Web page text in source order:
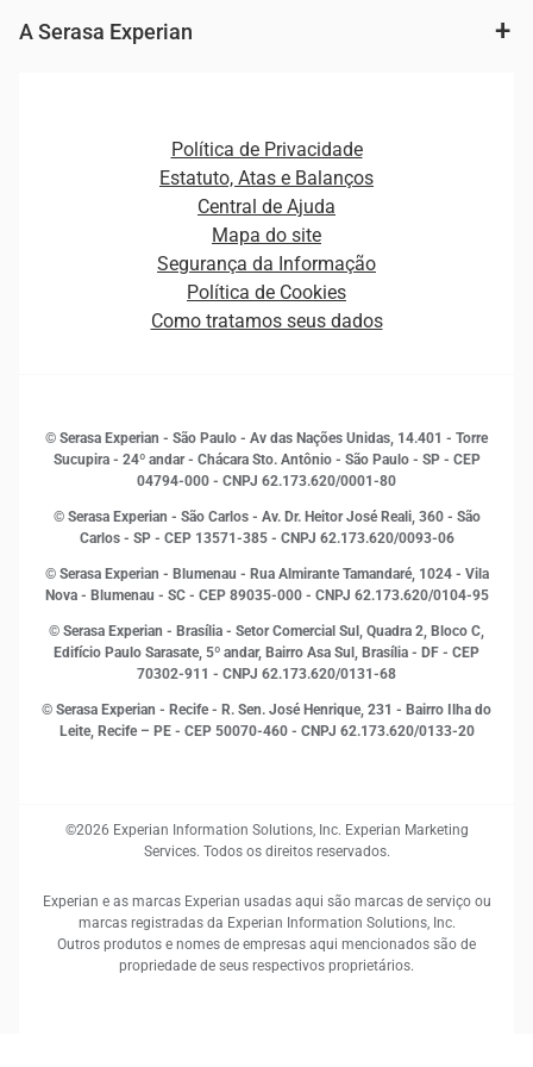
Cobrança e Recuperação de Dívidas
Plataformas e Motores de decisão
Fintechs
Ver todo o conteúdo
Curso Gratuito de Saúde Financeira
Empreendedorismo
Estudos e Pesquisas
Inovação e Tecnologia
Leis e impostos
Marketing
Open Finance
Proteção de Dados
Sustentabilidade Corporativa
A Serasa Experian
Distribuidores e representantes
Estrutura Organizacional
Sala de Imprensa
Política de Privacidade
Estatuto, Atas e Balanços
Central de Ajuda
Mapa do site
Segurança da Informação
Política de Cookies
Como tratamos seus dados
© Serasa Experian - São Paulo - Av das Nações Unidas, 14.401 - Torre
Sucupira - 24º andar - Chácara Sto. Antônio - São Paulo - SP - CEP
04794-000 - CNPJ 62.173.620/0001-80
© Serasa Experian - São Carlos - Av. Dr. Heitor José Reali, 360 - São
Carlos - SP - CEP 13571-385 - CNPJ 62.173.620/0093-06
© Serasa Experian - Blumenau - Rua Almirante Tamandaré, 1024 - Vila
Nova - Blumenau - SC - CEP 89035-000 - CNPJ 62.173.620/0104-95
© Serasa Experian - Brasília - Setor Comercial Sul, Quadra 2, Bloco C,
Edifício Paulo Sarasate, 5º andar, Bairro Asa Sul, Brasília - DF - CEP
70302-911 - CNPJ 62.173.620/0131-68
© Serasa Experian - Recife - R. Sen. José Henrique, 231 - Bairro Ilha do
Leite, Recife – PE - CEP 50070-460 - CNPJ 62.173.620/0133-20
©2026 Experian Information Solutions, Inc. Experian Marketing
Services. Todos os direitos reservados.
Experian e as marcas Experian usadas aqui são marcas de serviço ou
marcas registradas da Experian Information Solutions, Inc.
Outros produtos e nomes de empresas aqui mencionados são de
propriedade de seus respectivos proprietários.